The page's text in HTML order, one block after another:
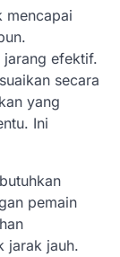
mencapai
jarang efektif.
secara
yang
Ini
pemain
jarak jauh.